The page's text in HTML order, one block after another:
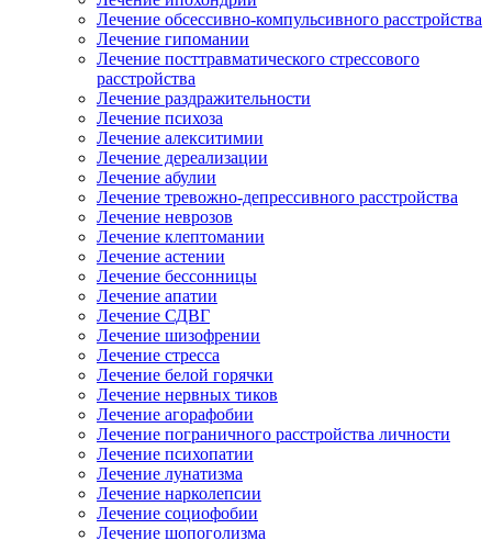
Лечение обсессивно-компульсивного расстройства
Лечение гипомании
Лечение посттравматического стрессового
расстройства
Лечение раздражительности
Лечение психоза
Лечение алекситимии
Лечение дереализации
Лечение абулии
Лечение тревожно-депрессивного расстройства
Лечение неврозов
Лечение клептомании
Лечение астении
Лечение бессонницы
Лечение апатии
Лечение СДВГ
Лечение шизофрении
Лечение стресса
Лечение белой горячки
Лечение нервных тиков
Лечение агорафобии
Лечение пограничного расстройства личности
Лечение психопатии
Лечение лунатизма
Лечение нарколепсии
Лечение социофобии
Лечение шопоголизма